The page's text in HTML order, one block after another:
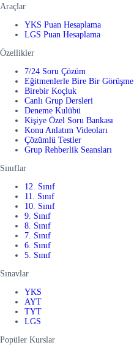
Araçlar
YKS Puan Hesaplama
LGS Puan Hesaplama
Özellikler
7/24 Soru Çözüm
Eğitmenlerle Bire Bir Görüşme
Birebir Koçluk
Canlı Grup Dersleri
Deneme Kulübü
Kişiye Özel Soru Bankası
Konu Anlatım Videoları
Çözümlü Testler
Grup Rehberlik Seansları
Sınıflar
12. Sınıf
11. Sınıf
10. Sınıf
9. Sınıf
8. Sınıf
7. Sınıf
6. Sınıf
5. Sınıf
Sınavlar
YKS
AYT
TYT
LGS
Popüler Kurslar